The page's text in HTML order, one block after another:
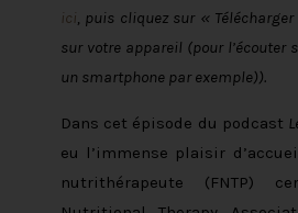
ici, puis cliquez sur «
sur votre appareil (pour l’écouter
un smartphone par exemple)).
Dans cet épisode du podcast
eu l’immense plaisir
nutrithérapeute (FNTP)